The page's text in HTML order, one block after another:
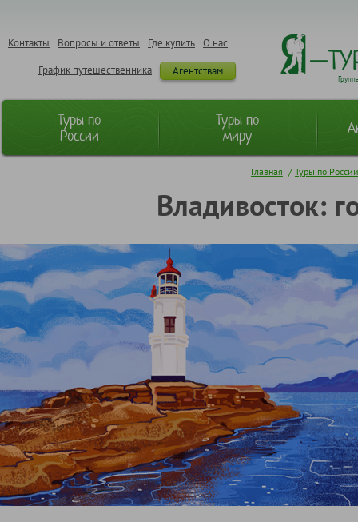
О нас
Где купить
Вопросы и ответы
Контакты
Агентствам
График путешественника
Туры по
России
Туры по
миру
Главная / Туры по России
Владивосток: